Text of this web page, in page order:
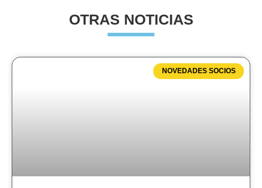
OTRAS NOTICIAS
NOVEDADES SOCIOS